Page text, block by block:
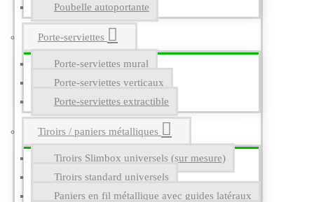
Poubelle autoportante
Porte-serviettes
Porte-serviettes mural
Porte-serviettes verticaux
Porte-serviettes extractible
Tiroirs / paniers métalliques
Tiroirs Slimbox universels (sur mesure)
Tiroirs standard universels
Paniers en fil métallique avec guides latéraux